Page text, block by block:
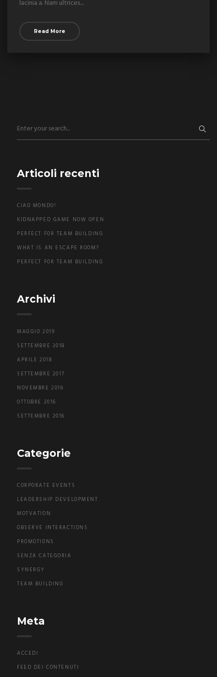
lacinia a. Nam ultrices....
Read More
Articoli recenti
CIAO MONDO!
KIDNAPPED GAME NOW OPEN
PERFECT FOR TEAM BUILDING
WHAT IS AN ESCAPE ROOM?
PERFECT FOR TEAM BUILDING
Archivi
MAGGIO 2019
SETTEMBRE 2018
APRILE 2018
SETTEMBRE 2017
NOVEMBRE 2016
OTTOBRE 2016
SETTEMBRE 2016
Categorie
CORPORATE EVENTS
LEADERSHIP DEVELOPMENT
MOTVATION
OBSERVE INTERACTIONS
PROMOTIONS
SENZA CATEGORIA
SYNERGY
TEAM BUILDING
Meta
ACCEDI
FEED DEI CONTENUTI